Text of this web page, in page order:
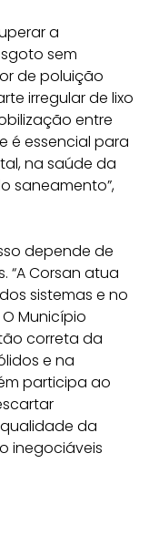
a
sem
de poluição
irregular de lixo
entre
é essencial para
na saúde da
saneamento”,
depende de
“A Corsan atua
sistemas e no
Município
correta da
e na
participa ao
da
inegociáveis